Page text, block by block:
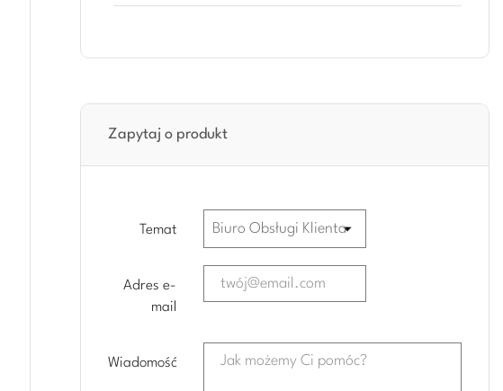
Zapytaj o produkt
Temat
Adres e-
mail
Wiadomość